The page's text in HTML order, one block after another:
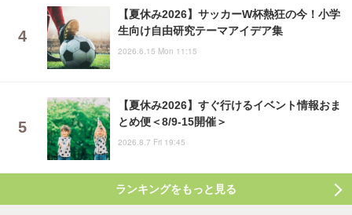
【夏休み2026】サッカーW杯熱狂の今！小学
生向け自由研究テーマアイデア集
2026.6.15 Mon 11:15
【夏休み2026】すぐ行けるイベント情報おま
とめ便＜8/9-15開催＞
2026.8.7 Fri 19:45
ランキングをもっと見る